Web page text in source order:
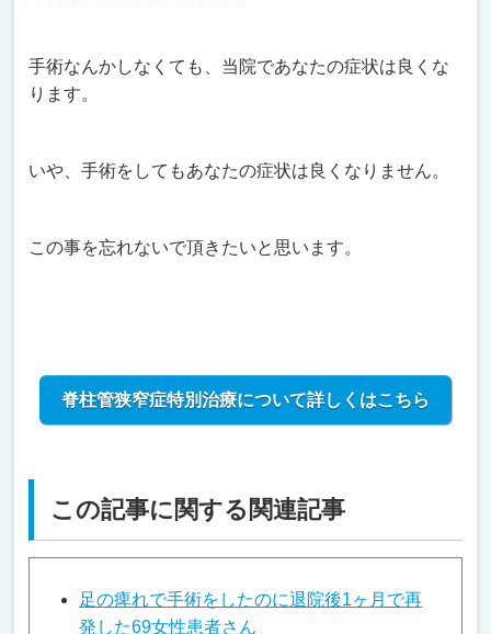
手術なんかしなくても、当院であなたの症状は良くな
ります。
いや、手術をしてもあなたの症状は良くなりません。
この事を忘れないで頂きたいと思います。
脊柱管狭窄症特別治療について詳しくはこちら
この記事に関する関連記事
足の痺れで手術をしたのに退院後1ヶ月で再
発した69女性患者さん